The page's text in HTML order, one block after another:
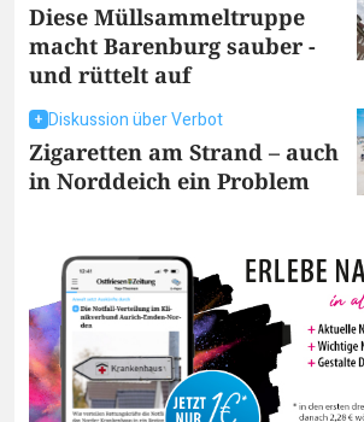
Diese Müllsammeltruppe
macht Barenburg sauber -
und rüttelt auf
Diskussion über Verbot
Zigaretten am Strand – auch
in Norddeich ein Problem